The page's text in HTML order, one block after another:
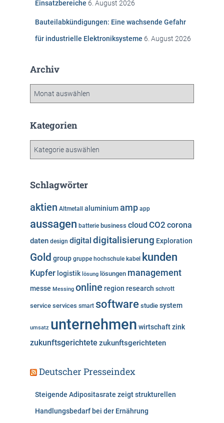
Einsatzbereiche 6. August 2026
Bauteilabkündigungen: Eine wachsende Gefahr
für industrielle Elektroniksysteme 6. August 2026
Archiv
h
Kategorien
g
r
i
n
Schlagwörter
aktien Altmetall aluminiumamp app
aussagen batterie business cloud CO2 corona
daten design digital digitalisierung Exploration
Gold group gruppe hochschule kabel kunden
Kupfer logistik lösung lösungen management
messe Messing online region research schrott
service services smart software studie system
umsatz unternehmen wirtschaftzink
zukunftsgerichtete zukunftsgerichteten
Deutscher Presseindex
Steigende Adipositasrate zeigt strukturellen
Handlungsbedarf bei der Ernährung